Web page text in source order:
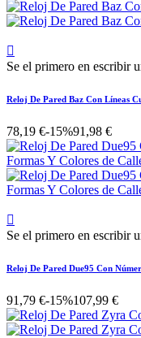

Se el primero en escribir
Reloj De Pared Baz Con Líneas
78,19 €-15%91,98 €

Se el primero en escribir
Reloj De Pared Due95 Con
91,79 €-15%107,99 €